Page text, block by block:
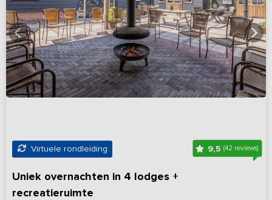
Virtuele rondleiding 9,5(42 reviews)
Uniek overnachten in 4 lodges +
recreatieruimte